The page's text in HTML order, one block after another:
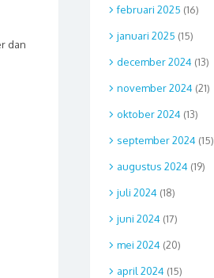
dan
februari 2025 (16)
januari 2025 (15)
december 2024 (13)
november 2024 (21)
oktober 2024 (13)
september 2024 (15)
augustus 2024 (19)
juli 2024 (18)
juni 2024 (17)
mei 2024 (20)
april 2024 (15)